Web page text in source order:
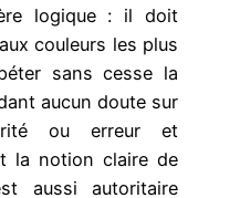
logique : il doit
couleurs les plus
sans cesse la
aucun doute sur
ou erreur et
la notion claire de
aussi autoritaire